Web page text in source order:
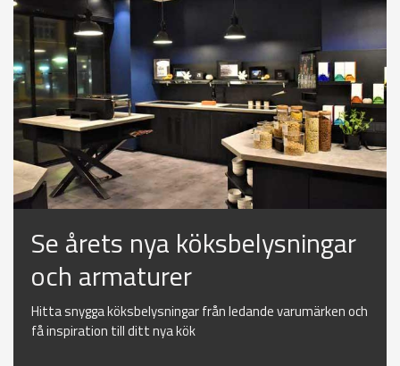
Se årets nya köksbelysningar
och armaturer
Hitta snygga köksbelysningar från ledande varumärken och
få inspiration till ditt nya kök